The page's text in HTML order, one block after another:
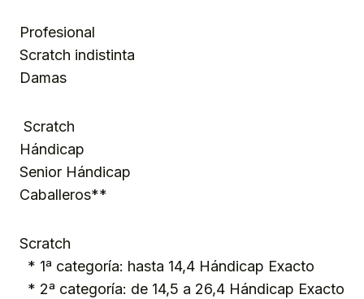
Profesional
Scratch indistinta
Damas
Scratch
Hándicap
Senior Hándicap
Caballeros**
Scratch
* 1ª categoría: hasta 14,4 Hándicap Exacto
* 2ª categoría: de 14,5 a 26,4 Hándicap Exacto